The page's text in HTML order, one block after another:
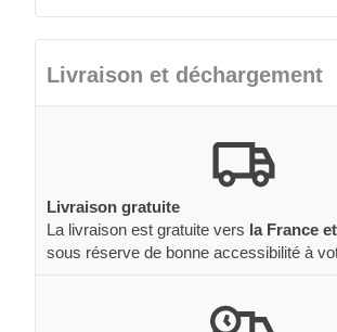
Livraison et déchargement
Livraison gratuite
La livraison est gratuite vers la France
sous réserve de bonne accessibilité à